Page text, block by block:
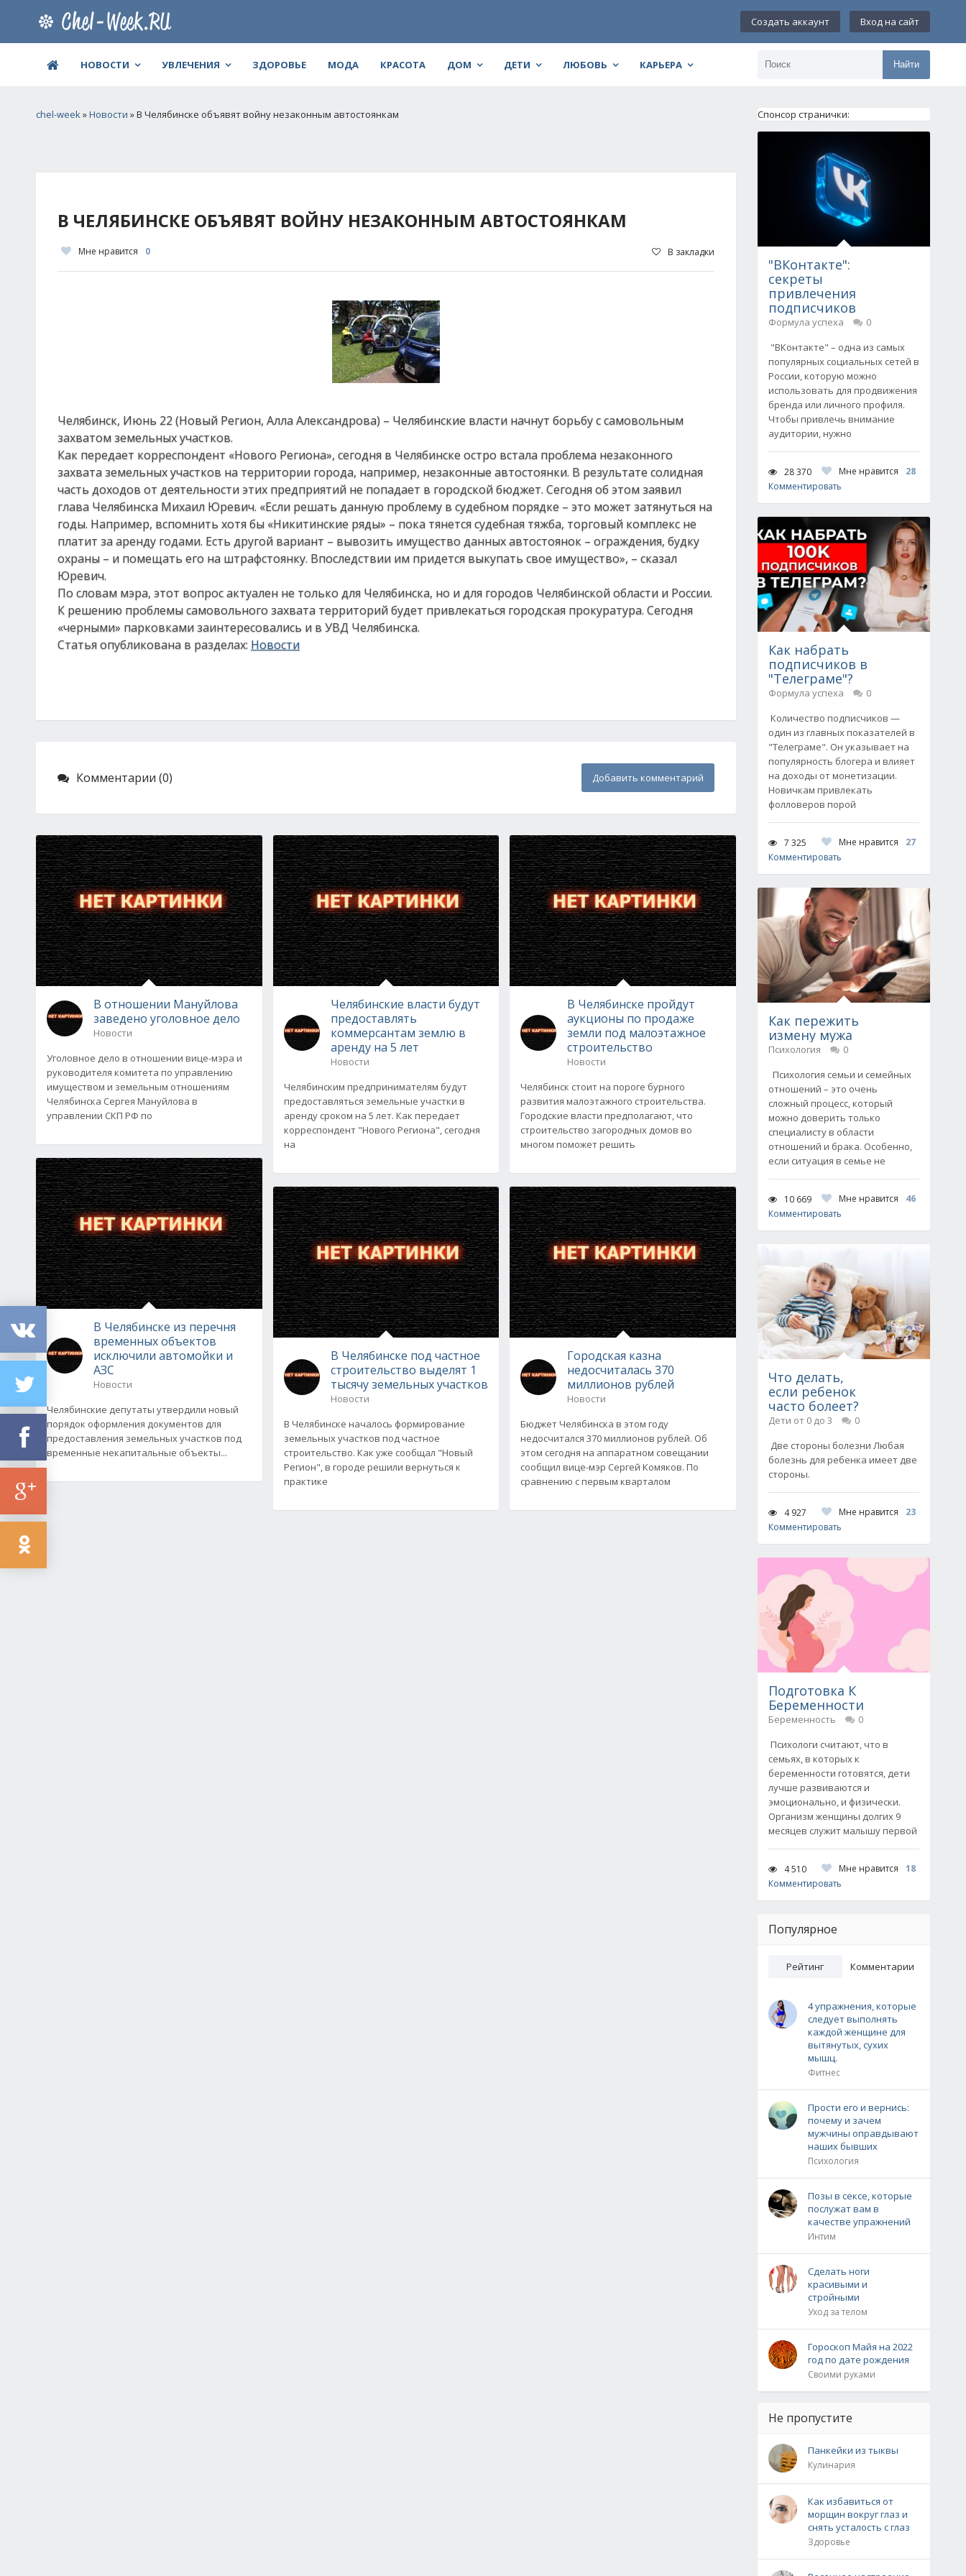
Создать аккаунт Вход на сайт
НОВОСТИ УВЛЕЧЕНИЯ ЗДОРОВЬЕ МОДА КРАСОТА ДОМ ДЕТИ ЛЮБОВЬ КАРЬЕРА Найти
chel-week»Новости » В Челябинске объявят войну незаконным автостоянкам
В ЧЕЛЯБИНСКЕ ОБЪЯВЯТ ВОЙНУ НЕЗАКОННЫМ АВТОСТОЯНКАМ
Мне нравится 0 В закладки
Челябинск, Июнь 22 (Новый Регион, Алла Александрова) – Челябинские власти начнут борьбу с самовольным
захватом земельных участков.
Как передает корреспондент «Нового Региона», сегодня в Челябинске остро встала проблема незаконного
захвата земельных участков на территории города, например, незаконные автостоянки. В результате солидная
часть доходов от деятельности этих предприятий не попадает в городской бюджет. Сегодня об этом заявил
глава Челябинска Михаил Юревич. «Если решать данную проблему в судебном порядке – это может затянуться на
годы. Например, вспомнить хотя бы «Никитинские ряды» – пока тянется судебная тяжба, торговый комплекс не
платит за аренду годами. Есть другой вариант – вывозить имущество данных автостоянок – ограждения, будку
охраны – и помещать его на штрафстоянку. Впоследствии им придется выкупать свое имущество», – сказал
Юревич.
По словам мэра, этот вопрос актуален не только для Челябинска, но и для городов Челябинской области и России.
К решению проблемы самовольного захвата территорий будет привлекаться городская прокуратура. Сегодня
«черными» парковками заинтересовались и в УВД Челябинска.
Статья опубликована в разделах: Новости
Комментарии (0) Добавить комментарий
В отношении Мануйлова
заведено уголовное дело
Новости
Уголовное дело в отношении вице-мэра и
руководителя комитета по управлению
имуществом и земельным отношениям
Челябинска Сергея Мануйлова в
управлении СКП РФ по
В Челябинске из перечня
временных объектов
исключили автомойки и
АЗС
Новости
Челябинские депутаты утвердили новый
порядок оформления документов для
предоставления земельных участков под
временные некапитальные объекты...
Челябинские власти будут
предоставлять
коммерсантам землю в
аренду на 5 лет
Новости
Челябинским предпринимателям будут
предоставляться земельные участки в
аренду сроком на 5 лет. Как передает
корреспондент "Нового Региона", сегодня
на
В Челябинске под частное
строительство выделят 1
тысячу земельных участков
Новости
В Челябинске началось формирование
земельных участков под частное
строительство. Как уже сообщал "Новый
Регион", в городе решили вернуться к
практике
В Челябинске пройдут
аукционы по продаже
земли под малоэтажное
строительство
Новости
Челябинск стоит на пороге бурного
развития малоэтажного строительства.
Городские власти предполагают, что
строительство загородных домов во
многом поможет решить
Городская казна
недосчиталась 370
миллионов рублей
Новости
Бюджет Челябинска в этом году
недосчитался 370 миллионов рублей. Об
этом сегодня на аппаратном совещании
сообщил вице-мэр Сергей Комяков. По
сравнению с первым кварталом
Спонсор странички:
"ВКонтакте":
секреты
привлечения
подписчиков
Формула успеха
0
"ВКонтакте" – одна из самых
популярных социальных сетей в
России, которую можно
использовать для продвижения
бренда или личного профиля.
Чтобы привлечь внимание
аудитории, нужно
28 370 Мне нравится
28
Комментировать
Как набрать
подписчиков в
"Телеграме"?
Формула успеха
0
Количество подписчиков —
один из главных показателей в
"Телеграме". Он указывает на
популярность блогера и влияет
на доходы от монетизации.
Новичкам привлекать
фолловеров порой
7 325 Мне нравится
27
Комментировать
Как пережить
измену мужа
Психология
0
Психология семьи и семейных
отношений – это очень
сложный процесс, который
можно доверить только
специалисту в области
отношений и брака. Особенно,
если ситуация в семье не
10 669 Мне нравится
46
Комментировать
Что делать,
если ребенок
часто болеет?
Дети от 0 до 3
0
Две стороны болезни Любая
болезнь для ребенка имеет две
стороны.
4 927 Мне нравится
23
Комментировать
Подготовка К
Беременности
Беременность
0
Психологи считают, что в
семьях, в которых к
беременности готовятся, дети
лучше развиваются и
эмоционально, и физически.
Организм женщины долгих 9
месяцев служит малышу первой
4 510 Мне нравится
18
Комментировать
Популярное
Рейтинг Комментарии
4 упражнения, которые
следует выполнять
каждой женщине для
вытянутых, сухих
мышц.
Фитнес
Прости его и вернись:
почему и зачем
мужчины оправдывают
наших бывших
Психология
Позы в сексе, которые
послужат вам в
качестве упражнений
Интим
Сделать ноги
красивыми и
стройными
Уход за телом
Гороскоп Майя на 2022
год по дате рождения
Своими руками
Не пропустите
Панкейки из тыквы
Кулинария
Как избавиться от
морщин вокруг глаз и
снять усталость с глаз
Здоровье